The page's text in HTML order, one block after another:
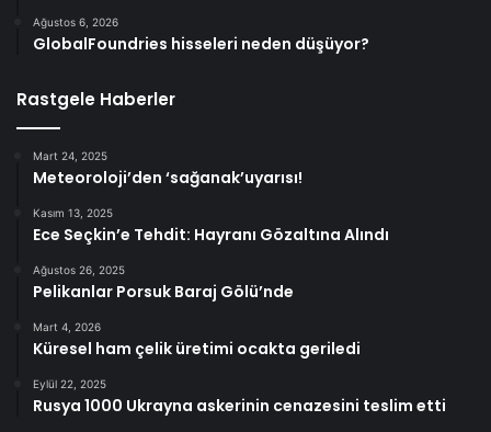
Ağustos 6, 2026
GlobalFoundries hisseleri neden düşüyor?
Rastgele Haberler
Mart 24, 2025
Meteoroloji’den ‘sağanak’uyarısı!
Kasım 13, 2025
Ece Seçkin’e Tehdit: Hayranı Gözaltına Alındı
Ağustos 26, 2025
Pelikanlar Porsuk Baraj Gölü’nde
Mart 4, 2026
Küresel ham çelik üretimi ocakta geriledi
Eylül 22, 2025
Rusya 1000 Ukrayna askerinin cenazesini teslim etti